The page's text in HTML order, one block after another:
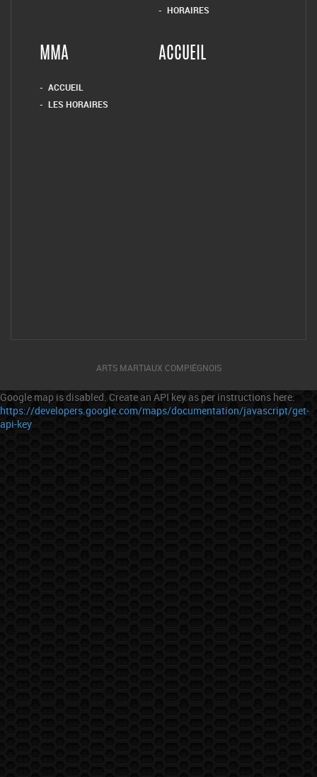
HORAIRES
MMA
ACCUEIL
LES HORAIRES
ACCUEIL
ARTS MARTIAUX COMPIÉGNOIS
Google map is disabled. Create an API key as per instructions here:
https://developers.google.com/maps/documentation/javascript/get-
api-key